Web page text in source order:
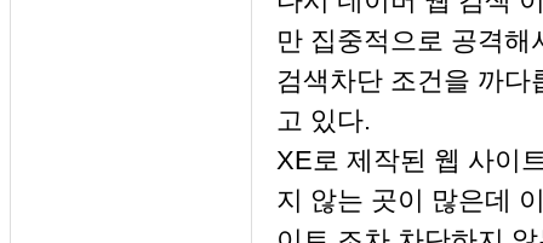
만 집중적으로 공격
검색차단 조건을 까
고 있다.
XE로 제작된 웹 사이
지 않는 곳이 많은데